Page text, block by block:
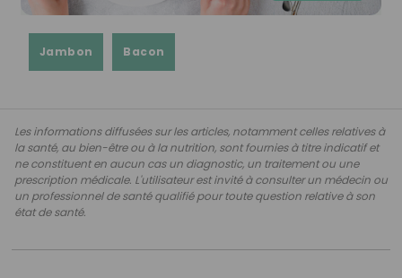
Jambon Bacon
Les informations diffusées sur les articles, notamment celles relatives à
la santé, au bien-être ou à la nutrition, sont fournies à titre indicatif et
ne constituent en aucun cas un diagnostic, un traitement ou une
prescription médicale. L'utilisateur est invité à consulter un médecin ou
un professionnel de santé qualifié pour toute question relative à son
état de santé.